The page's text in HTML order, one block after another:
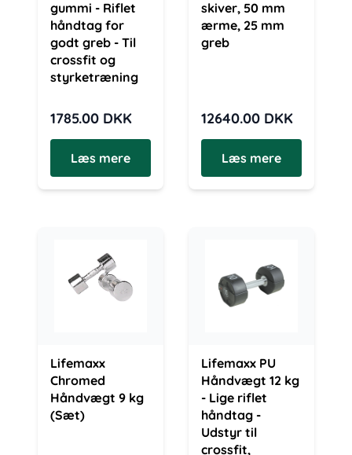
gummi - Riflet
håndtag for
godt greb - Til
crossfit og
styrketræning
1785.00 DKK
Læs mere
skiver, 50 mm
ærme, 25 mm
greb
12640.00 DKK
Læs mere
Lifemaxx
Chromed
Håndvægt 9 kg
(Sæt)
Lifemaxx PU
Håndvægt 12 kg
- Lige riflet
håndtag -
Udstyr til
crossfit,